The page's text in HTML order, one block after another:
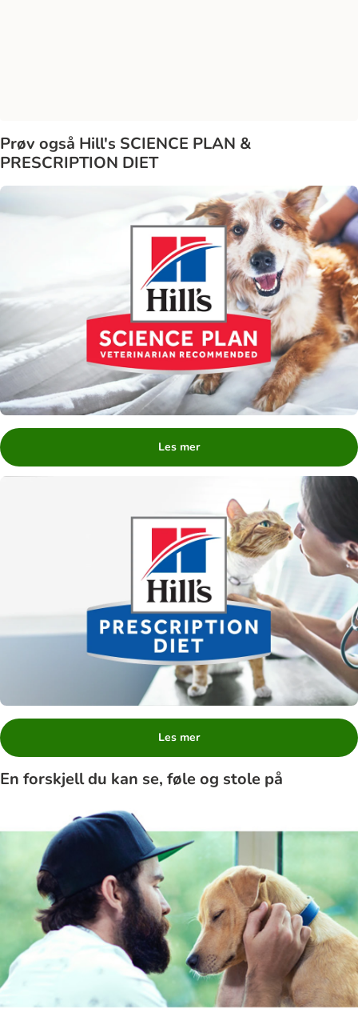
Prøv også Hill's SCIENCE PLAN &
PRESCRIPTION DIET
Les mer
Les mer
En forskjell du kan se, føle og stole på